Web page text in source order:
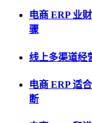
电商 ERP 业
骤
线上多渠道经
电商 ERP 适
断